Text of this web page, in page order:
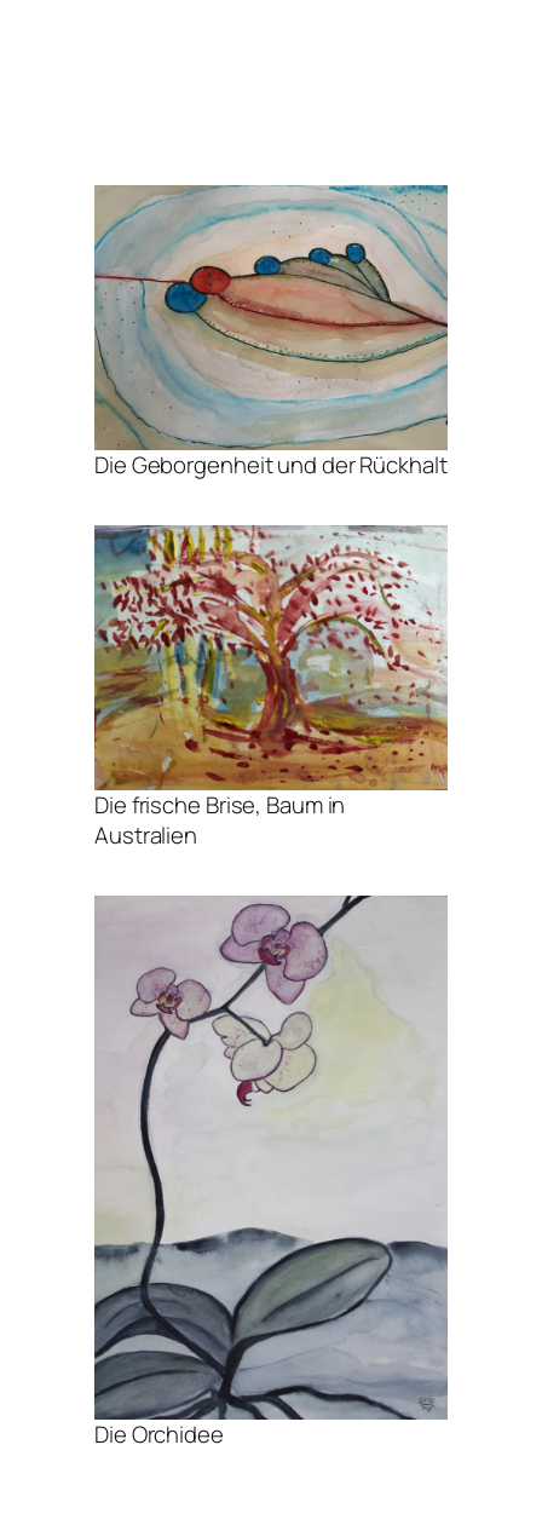
Die Geborgenheit und der Rückhalt
Die frische Brise, Baum in
Australien
Die Orchidee